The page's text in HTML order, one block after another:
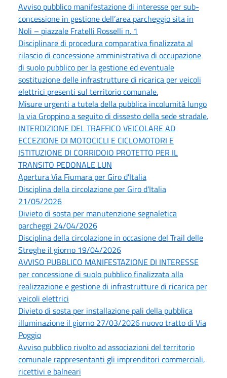
Avviso pubblico manifestazione di interesse per sub-
concessione in gestione dell’area parcheggio sita in
Noli – piazzale Fratelli Rosselli n. 1
Disciplinare di procedura comparativa finalizzata al
rilascio di concessione amministrativa di occupazione
di suolo pubblico per la gestione ed eventuale
sostituzione delle infrastrutture di ricarica per veicoli
elettrici presenti sul territorio comunale.
Misure urgenti a tutela della pubblica incolumità lungo
la via Groppino a seguito di dissesto della sede stradale.
INTERDIZIONE DEL TRAFFICO VEICOLARE AD
ECCEZIONE DI MOTOCICLI E CICLOMOTORI E
ISTITUZIONE DI CORRIDOIO PROTETTO PER IL
TRANSITO PEDONALE LUN
Apertura Via Fiumara per Giro d'Italia
Disciplina della circolazione per Giro d'Italia
21/05/2026
Divieto di sosta per manutenzione segnaletica
parcheggi 24/04/2026
Disciplina della circolazione in occasione del Trail delle
Streghe il giorno 19/04/2026
AVVISO PUBBLICO MANIFESTAZIONE DI INTERESSE
per concessione di suolo pubblico finalizzata alla
realizzazione e gestione di infrastrutture di ricarica per
veicoli elettrici
Divieto di sosta per installazione pali della pubblica
illuminazione il giorno 27/03/2026 nuovo tratto di Via
Poggio
Avviso pubblico rivolto ad associazioni del territorio
comunale rappresentanti gli imprenditori commerciali,
ricettivi e balneari